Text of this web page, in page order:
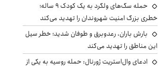
حمله سگ‌های ولگرد به یک کودک ۹ ساله؛
خطری بزرگ امنیت شهروندان را تهدید می‌کند
بارش باران، رعدوبرق و طوفان شدید؛ خطر سیل
این مناطق را تهدید می‌کند
ادعای وال‌استریت ژورنال: حمله روسیه به یکی از